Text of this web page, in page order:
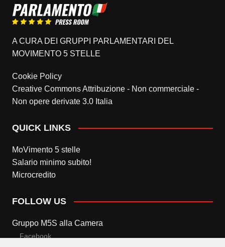
A CURA DEI GRUPPI PARLAMENTARI DEL
MOVIMENTO 5 STELLE
Cookie Policy
Creative Commons Attribuzione - Non commerciale -
Non opere derivate 3.0 Italia
QUICK LINKS
MoVimento 5 stelle
Salario minimo subito!
Microcredito
FOLLOW US
Gruppo M5S alla Camera
Facebook